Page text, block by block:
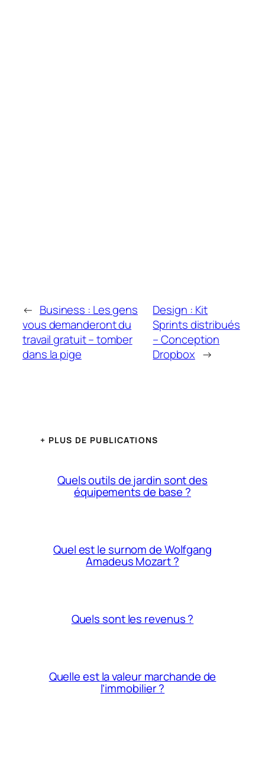
← Business : Les gens
vous demanderont du
travail gratuit – tomber
dans la pige
Design : Kit
Sprints distribués
– Conception
Dropbox →
+ PLUS DE PUBLICATIONS
Quels outils de jardin sont des
équipements de base ?
Quel est le surnom de Wolfgang
Amadeus Mozart ?
Quels sont les revenus ?
Quelle est la valeur marchande de
l’immobilier ?